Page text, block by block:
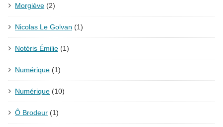
Morgiève (2)
Nicolas Le Golvan (1)
Notéris Émilie (1)
Numérique (1)
Numérique (10)
Ô Brodeur (1)